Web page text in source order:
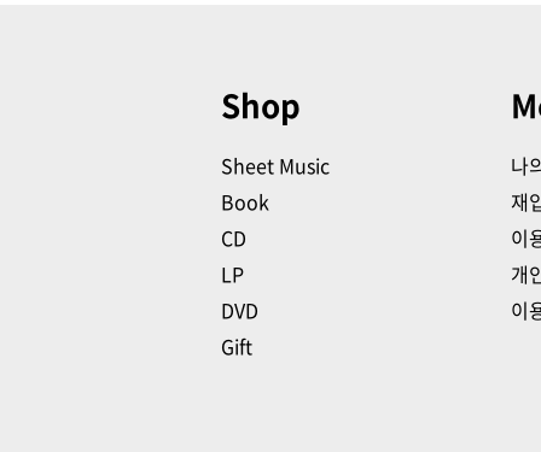
Shop
Sheet Music
Book
CD
LP
DVD
Gift
나
재
이
개
이